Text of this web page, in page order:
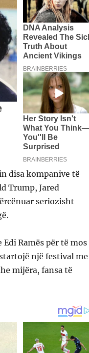
disa kompanive të
Trump, Jared
seriozisht
Ramës për të mos
një festival me
mijëra, fansa të